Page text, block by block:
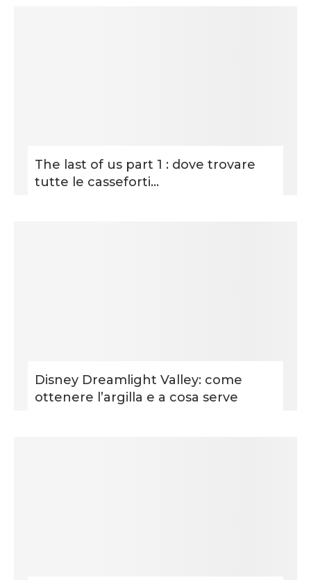
The last of us part 1 : dove trovare
tutte le casseforti...
Disney Dreamlight Valley: come
ottenere l’argilla e a cosa serve